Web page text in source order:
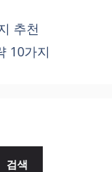
추천
10가지
검색